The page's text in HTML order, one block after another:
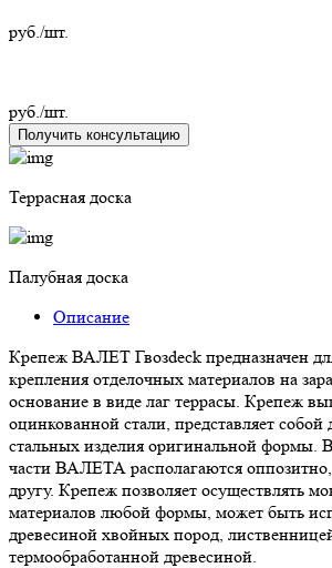
руб./шт.
руб./шт.
Получить консультацию
Террасная доска
Палубная доска
Описание
Крепеж ВАЛЕТ Гвозdeck предназначен
крепления отделочных материалов на
основание в виде лаг террасы. Крепеж
оцинкованной стали, представляет
стальных изделия оригинальной формы.
части ВАЛЕТА располагаются
другу. Крепеж позволяет осуществлять
материалов любой формы, может быть
древесиной хвойных пород,
термообработанной древесиной.